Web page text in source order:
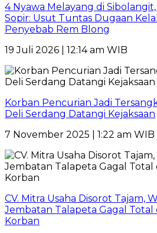
4 Nyawa Melayang di
Sopir: Usut Tuntas Dugaan
Penyebab Rem Blong
19 Juli 2026 | 12:14 am WIB
Korban Pencurian Jadi
Deli Serdang Datangi Kejaksaan
7 November 2025 | 1:22 am WIB
CV. Mitra Usaha Disorot Tajam,
Jembatan Talapeta Gagal Total
Korban